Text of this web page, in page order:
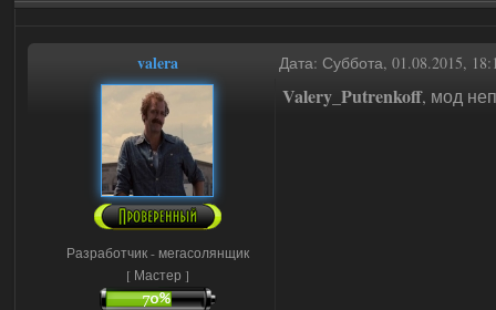
valera Дата: Суббота, 01.08.2015,
Разработчик - мегасолянщик
[ Мастер ]
Valery_Putrenkoff, мод